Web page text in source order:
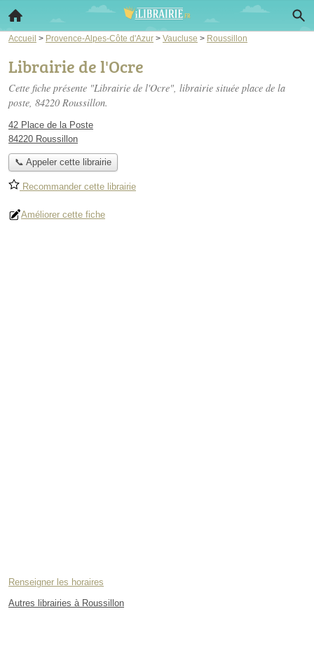
Accueil > Provence-Alpes-Côte d'Azur > Vaucluse > Roussillon
Librairie de l'Ocre
Cette fiche présente "Librairie de l'Ocre", librairie située place de la
poste, 84220 Roussillon.
42 Place de la Poste
84220 Roussillon
📞 Appeler cette librairie
Recommander cette librairie
Améliorer cette fiche
Renseigner les horaires
Autres librairies à Roussillon